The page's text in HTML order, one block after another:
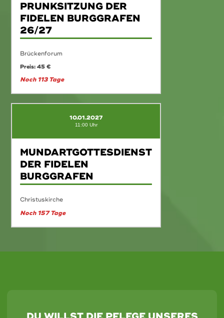
PRUNKSITZUNG DER
FIDELEN BURGGRAFEN
26/27
Brückenforum
Preis: 45 €
Noch 113 Tage
10.01.2027
11:00 Uhr
MUNDARTGOTTESDIENST
DER FIDELEN
BURGGRAFEN
Christuskirche
Noch 157 Tage